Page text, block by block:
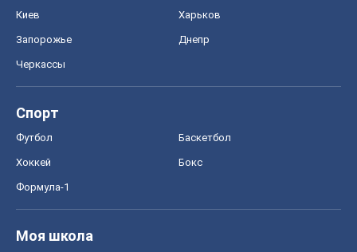
Киев Харьков
Запорожье Днепр
Черкассы
Спорт
Футбол Баскетбол
Хоккей Бокс
Формула-1
Моя школа